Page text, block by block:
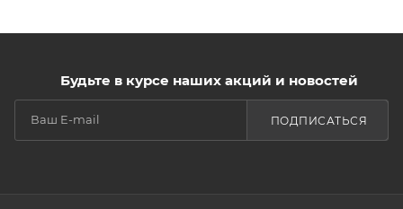
Будьте в курсе наших акций и новостей
ПОДПИСАТЬСЯ